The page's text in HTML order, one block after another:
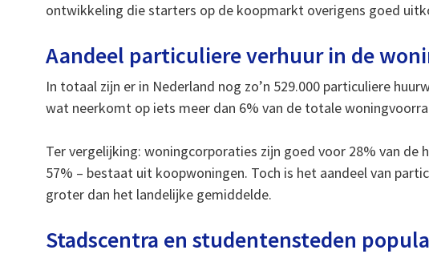
ontwikkeling die starters op de koopmarkt overigens goed
Aandeel particuliere verhuur in de
In totaal zijn er in Nederland nog zo’n 529.000 particuliere
wat neerkomt op iets meer dan 6% van de totale
Ter vergelijking: woningcorporaties zijn goed voor 28% van
57% – bestaat uit koopwoningen. Toch is het aandeel van
groter dan het landelijke gemiddelde.
Stadscentra en studentensteden